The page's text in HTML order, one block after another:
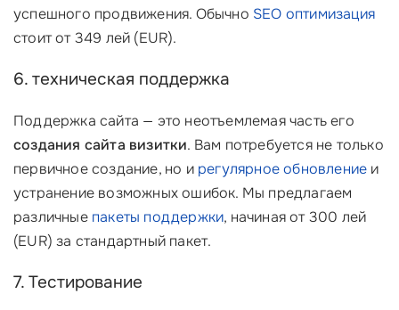
успешного продвижения. Обычно SEO оптимизация
стоит от 349 лей (EUR).
6. техническая поддержка
Поддержка сайта — это неотъемлемая часть его
создания сайта визитки. Вам потребуется не только
первичное создание, но и регулярное обновление и
устранение возможных ошибок. Мы предлагаем
различные пакеты поддержки, начиная от 300 лей
(EUR) за стандартный пакет.
7. Тестирование